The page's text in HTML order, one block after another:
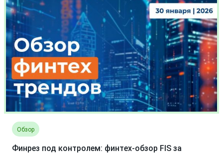
Обзор
Финрез под контролем: финтех-обзор FIS за